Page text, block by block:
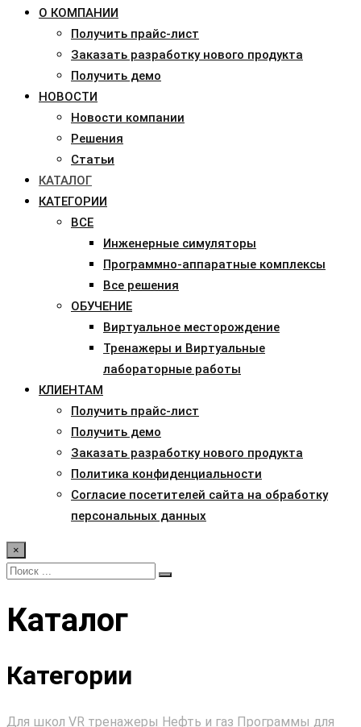
О КОМПАНИИ
Получить прайс-лист
Заказать разработку нового продукта
Получить демо
НОВОСТИ
Новости компании
Решения
Статьи
КАТАЛОГ
КАТЕГОРИИ
ВСЕ
Инженерные симуляторы
Программно-аппаратные комплексы
Все решения
ОБУЧЕНИЕ
Виртуальное месторождение
Тренажеры и Виртуальные
лабораторные работы
КЛИЕНТАМ
Получить прайс-лист
Получить демо
Заказать разработку нового продукта
Политика конфиденциальности
Согласие посетителей сайта на обработку
персональных данных
×
Каталог
Категории
Для школ VR тренажеры Нефть и газ Программы для